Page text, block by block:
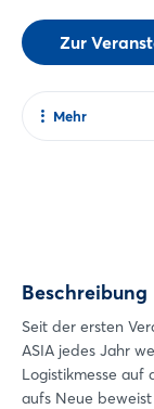
Zur
Mehr
LinkedIn
Mail
Whatsapp
Link kopieren
Beschreibung
Seit der ersten
ASIA jedes Jahr
Logistikmesse auf
aufs Neue